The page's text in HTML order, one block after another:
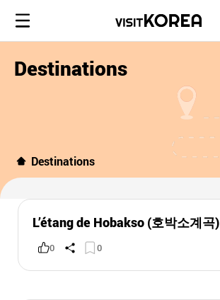
Destinations
Destinations
L’étang de Hobakso (호박소계곡)
0 0